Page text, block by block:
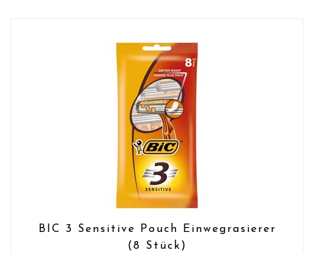
BIC 3 Sensitive Pouch Einwegrasierer
(8 Stück)